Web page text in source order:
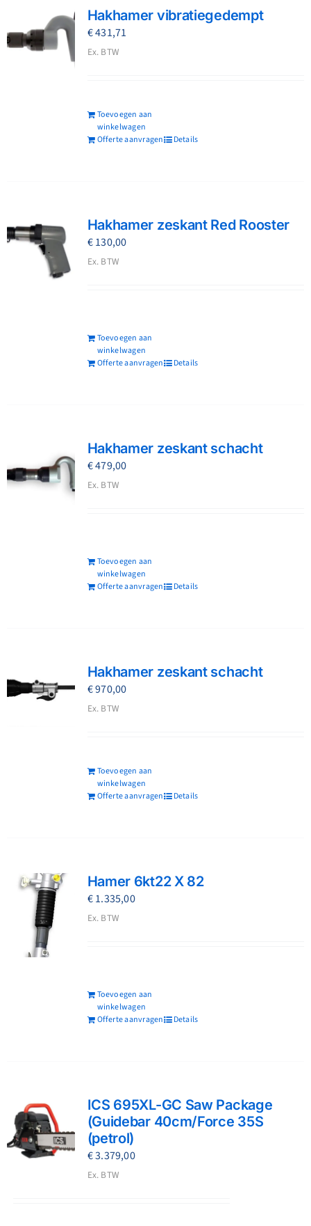
Hakhamer vibratiegedempt
€431,71
Ex. BTW
Toevoegen aan
winkelwagen
Offerte aanvragen
Details
Hakhamer zeskant Red Rooster
€130,00
Ex. BTW
Toevoegen aan
winkelwagen
Offerte aanvragen
Details
Hakhamer zeskant schacht
€479,00
Ex. BTW
Toevoegen aan
winkelwagen
Offerte aanvragen
Details
Hakhamer zeskant schacht
€970,00
Ex. BTW
Toevoegen aan
winkelwagen
Offerte aanvragen
Details
Hamer 6kt22 X 82
€1.335,00
Ex. BTW
Toevoegen aan
winkelwagen
Offerte aanvragen
Details
ICS 695XL-GC Saw Package
(Guidebar 40cm/Force 35S
(petrol)
€3.379,00
Ex. BTW